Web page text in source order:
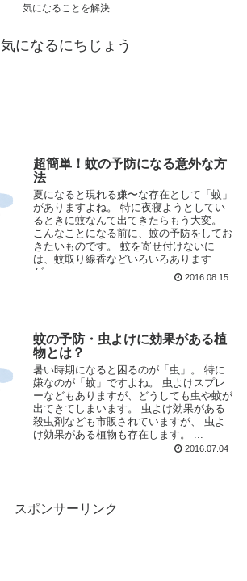
気になることを解決
気になるにちじょう
超簡単！蚊の予防になる意外な方
法
夏になると現れる嫌〜な存在として「蚊」
がありますよね。 特に夜寝ようとしてい
るときに蚊なんて出てきたらもう大変。
こんなことになる前に、蚊の予防をしてお
きたいものです。 蚊を寄せ付けないに
は、蚊取り線香などいろいろあります
が、...
2016.08.15
蚊の予防・虫よけに効果がある植
物とは？
暑い時期になると困るのが「虫」。 特に
嫌なのが「蚊」ですよね。 虫よけスプレ
ーなどもありますが、どうしても虫や蚊が
出てきてしまいます。 虫よけ効果がある
殺虫剤なども市販されていますが、 虫よ
け効果がある植物も存在します。 ...
2016.07.04
スポンサーリンク